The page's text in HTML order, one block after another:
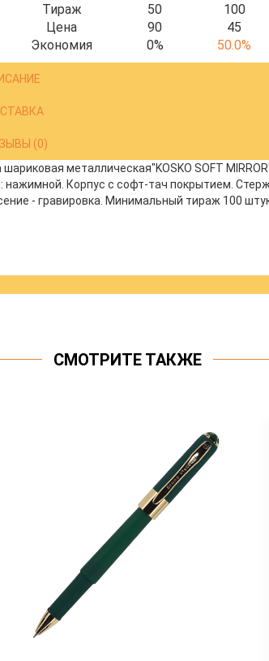
Тираж
50 100
Цена
90 45
Экономия
0% 50.0%
(0)
шариковая металлическая"KOSKO SOFT
нажимной. Корпус с софт-тач покрытием.
- гравировка. Минимальный тираж 100
СМОТРИТЕ ТАКЖЕ